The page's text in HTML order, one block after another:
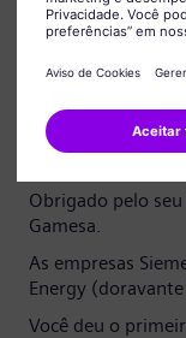
Confirmação de
Aviso de
Obrigado pelo
Gamesa.
As empresas
Energy (doravante
Você deu o